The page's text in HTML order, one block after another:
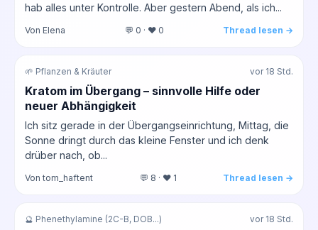
hab alles unter Kontrolle. Aber gestern Abend, als ich...
Von Elena 💬 0 · ❤️ 0 Thread lesen →
🌱 Pflanzen & Kräuter vor 18 Std.
Kratom im Übergang – sinnvolle Hilfe oder
neuer Abhängigkeit
Ich sitz gerade in der Übergangseinrichtung, Mittag, die
Sonne dringt durch das kleine Fenster und ich denk
drüber nach, ob...
Von tom_haftent 💬 8 · ❤️ 1 Thread lesen →
🔮 Phenethylamine (2C-B, DOB...) vor 18 Std.